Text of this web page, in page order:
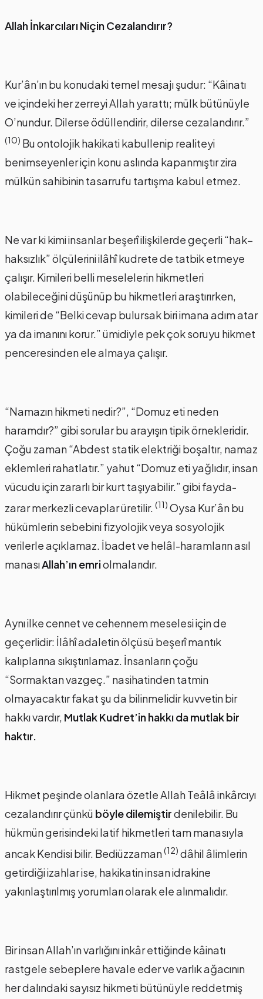
Allah İnkarcıları Niçin Cezalandırır?
Kur’ân’ın bu konudaki temel mesajı şudur: “Kâinatı
ve içindeki her zerreyi Allah yarattı; mülk bütünüyle
O’nundur. Dilerse ödüllendirir, dilerse cezalandırır.”
(10) Bu ontolojik hakikati kabullenip realiteyi
benimseyenler için konu aslında kapanmıştır zira
mülkün sahibinin tasarrufu tartışma kabul etmez.
Ne var ki kimi insanlar beşerî ilişkilerde geçerli “hak–
haksızlık” ölçülerini ilâhî kudrete de tatbik etmeye
çalışır. Kimileri belli meselelerin hikmetleri
olabileceğini düşünüp bu hikmetleri araştırırken,
kimileri de “Belki cevap bulursak biri imana adım atar
ya da imanını korur.” ümidiyle pek çok soruyu hikmet
penceresinden ele almaya çalışır.
“Namazın hikmeti nedir?”, “Domuz eti neden
haramdır?” gibi sorular bu arayışın tipik örnekleridir.
Çoğu zaman “Abdest statik elektriği boşaltır, namaz
eklemleri rahatlatır.” yahut “Domuz eti yağlıdır, insan
vücudu için zararlı bir kurt taşıyabilir.” gibi fayda-
zarar merkezli cevaplar üretilir. (11) Oysa Kur’ân bu
hükümlerin sebebini fizyolojik veya sosyolojik
verilerle açıklamaz. İbadet ve helâl-haramların asıl
manasıAllah’ın emriolmalarıdır.
Aynı ilke cennet ve cehennem meselesi için de
geçerlidir: İlâhî adaletin ölçüsü beşerî mantık
kalıplarına sıkıştırılamaz. İnsanların çoğu
“Sormaktan vazgeç.” nasihatinden tatmin
olmayacaktır fakat şu da bilinmelidir kuvvetin bir
hakkı vardır, Mutlak Kudret’in hakkı da mutlak bir
haktır.
Hikmet peşinde olanlara özetle Allah Teâlâ inkârcıyı
cezalandırır çünkü böyle dilemiştirdenilebilir. Bu
hükmün gerisindeki latif hikmetleri tam manasıyla
ancak Kendisi bilir. Bediüzzaman(12) dâhil âlimlerin
getirdiği izahlar ise, hakikatin insan idrakine
yakınlaştırılmış yorumları olarak ele alınmalıdır.
Bir insan Allah’ın varlığını inkâr ettiğinde kâinatı
rastgele sebeplere havale eder ve varlık ağacının
her dalındaki sayısız hikmeti bütünüyle reddetmiş